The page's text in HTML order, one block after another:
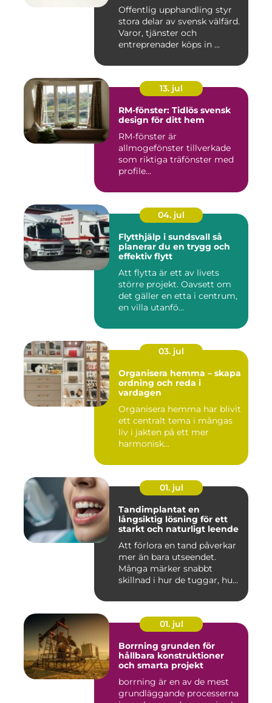
Offentlig upphandling styr
stora delar av svensk välfärd.
Varor, tjänster och
entreprenader köps in ...
13. jul
RM-fönster: Tidlös svensk
design för ditt hem
RM-fönster är
allmogefönster tillverkade
som riktiga träfönster med
profile...
04. jul
Flytthjälp i sundsvall så
planerar du en trygg och
effektiv flytt
Att flytta är ett av livets
större projekt. Oavsett om
det gäller en etta i centrum,
en villa utanfö...
03. jul
Organisera hemma – skapa
ordning och reda i
vardagen
Organisera hemma har blivit
ett centralt tema i mångas
liv i jakten på ett mer
harmonisk...
01. jul
Tandimplantat en
långsiktig lösning för ett
starkt och naturligt leende
Att förlora en tand påverkar
mer än bara utseendet.
Många märker snabbt
skillnad i hur de tuggar, hu...
01. jul
Borrning grunden för
hållbara konstruktioner
och smarta projekt
borrning är en av de mest
grundläggande processerna